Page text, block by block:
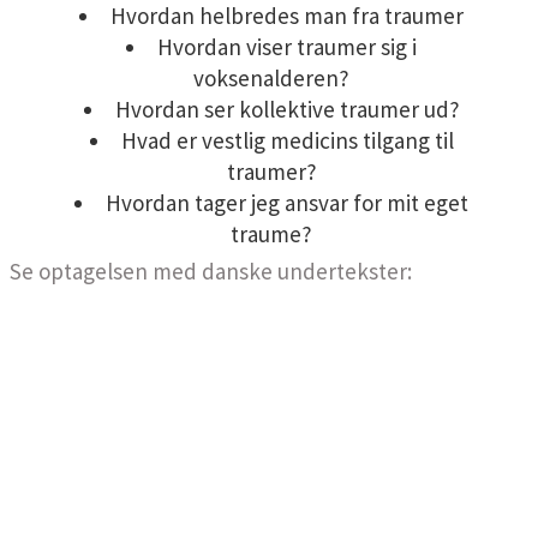
Hvordan helbredes man fra traumer
Hvordan viser traumer sig i
voksenalderen?
Hvordan ser kollektive traumer ud?
Hvad er vestlig medicins tilgang til
traumer?
Hvordan tager jeg ansvar for mit eget
traume?
Se optagelsen med danske undertekster: